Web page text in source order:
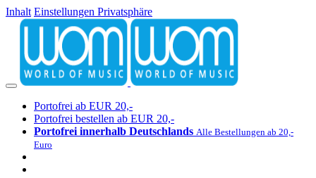
Inhalt Einstellungen Privatsphäre
Portofrei ab EUR 20,-
Portofrei bestellen ab EUR 20,-
Portofrei innerhalb Deutschlands Alle Bestellungen ab 20,-
Euro